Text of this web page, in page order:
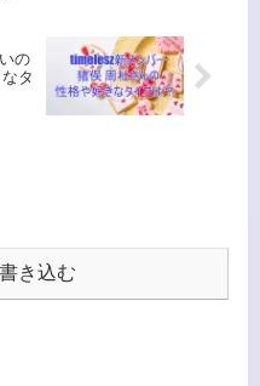
の
タ
き込む